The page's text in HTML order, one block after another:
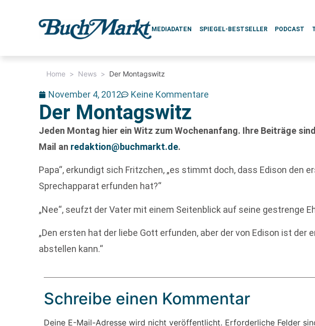
MEDIADATEN SPIEGEL-BESTSELLER PODCAST
Home > News > Der Montagswitz
November 4, 2012 Keine Kommentare
Der Montagswitz
Jeden Montag hier ein Witz zum Wochenanfang. Ihre Beiträge
Mail an redaktion@buchmarkt.de.
Papa“, erkundigt sich Fritzchen, „es stimmt doch, dass Edison den
Sprechapparat erfunden hat?“
„Nee“, seufzt der Vater mit einem Seitenblick auf seine gestrenge
„Den ersten hat der liebe Gott erfunden, aber der von Edison ist der
abstellen kann.“
Schreibe einen Kommentar
Deine E-Mail-Adresse wird nicht veröffentlicht. Erforderliche Felder